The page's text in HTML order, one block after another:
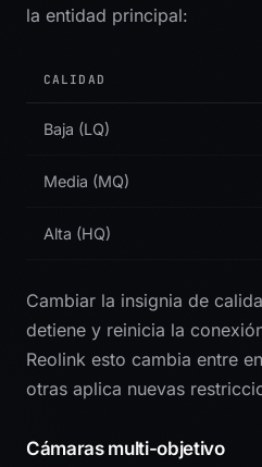
la entidad principal:
CALIDAD
Baja (LQ)
Media (MQ)
Alta (HQ)
Cambiar la insignia de
detiene y reinicia la
Reolink esto cambia entre
otras aplica nuevas
Cámaras multi-objetivo